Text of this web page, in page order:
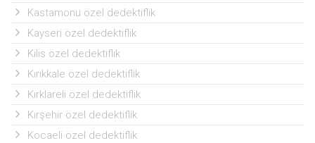
Kastamonu özel dedektiflik
Kayseri özel dedektiflik
Kilis özel dedektiflik
Kırıkkale özel dedektiflik
Kırklareli özel dedektiflik
Kırşehir özel dedektiflik
Kocaeli özel dedektiflik